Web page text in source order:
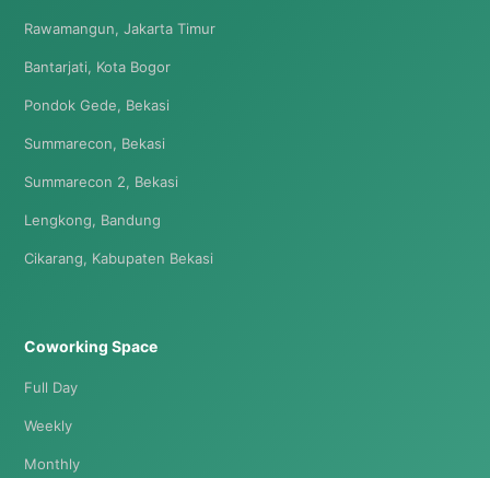
Rawamangun, Jakarta Timur
Bantarjati, Kota Bogor
Pondok Gede, Bekasi
Summarecon, Bekasi
Summarecon 2, Bekasi
Lengkong, Bandung
Cikarang, Kabupaten Bekasi
Coworking Space
Full Day
Weekly
Monthly